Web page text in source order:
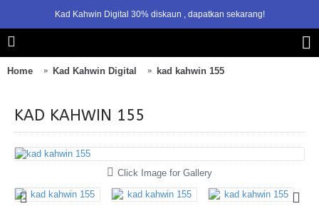
Kad Kahwin Digital 30% diskaun , dapatkan sekarang!
Home Kad Kahwin Digital kad kahwin 155
KAD KAHWIN 155
Click Image for Gallery